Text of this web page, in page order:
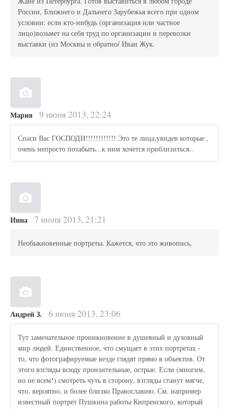
России, Ближнего и Дальнего Зарубежья всего при одном
условии: если кто-нибудь (организация или частное
лицо)возьмет на себя труд по организации и перевозки
выставки (из Москвы и обратно/ Иван Жук.
Мария 9 июня 2013, 22:24
Спаси Вас ГОСПОДИ!!!!!!!!!!!! Это те лица,увидев которые ,
очень непросто позабыть...к ним хочется приблизиться..
Инна 7 июня 2013, 21:21
Необыкновенные портреты. Кажется, что это живопись.
Андрей З. 6 июня 2013, 23:06
Тут замечательное проникновение в душевный и духовный
мир людей. Единственное, что смущает в этих портретах -
то, что фотографируемые везде глядят прямо в объектив. От
этого взгляды всюду пронзительные, острые. Если (многим,
но не всем!) смотреть чуть в сторону, взгляды станут мягче,
что, вероятно, и более близко Православию. См. например
известный портрет Пушкина работы Кипренского, который